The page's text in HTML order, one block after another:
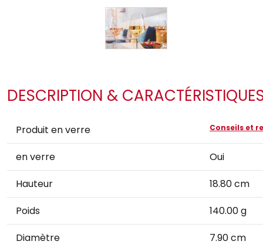
DESCRIPTION &
Produit en verre Conseils et
en verre
Oui
Hauteur
18.80 cm
Poids
140.00 g
Diamètre
7.90 cm